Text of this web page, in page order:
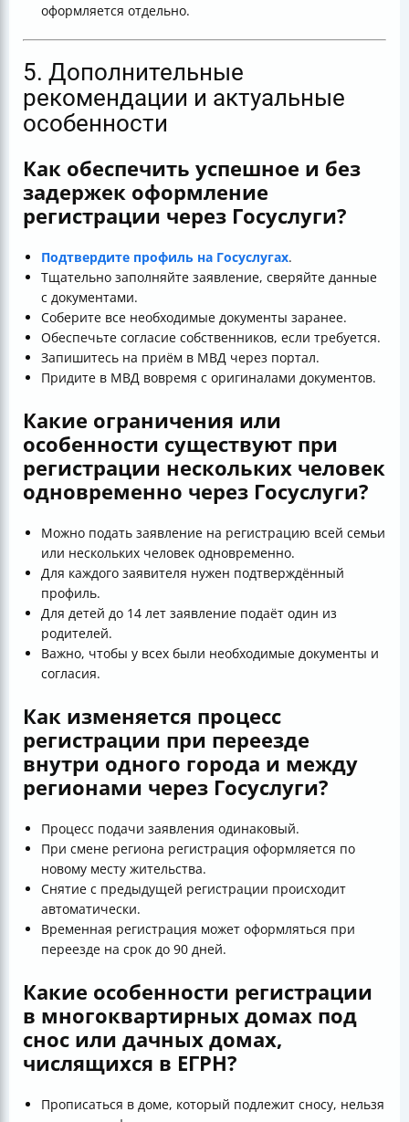
оформляется отдельно.
5. Дополнительные
рекомендации и актуальные
особенности
Как обеспечить успешное и без
задержек оформление
регистрации через Госуслуги?
Подтвердите профиль на Госуслугах.
Тщательно заполняйте заявление, сверяйте данные
с документами.
Соберите все необходимые документы заранее.
Обеспечьте согласие собственников, если требуется.
Запишитесь на приём в МВД через портал.
Придите в МВД вовремя с оригиналами документов.
Какие ограничения или
особенности существуют при
регистрации нескольких человек
одновременно через Госуслуги?
Можно подать заявление на регистрацию всей семьи
или нескольких человек одновременно.
Для каждого заявителя нужен подтверждённый
профиль.
Для детей до 14 лет заявление подаёт один из
родителей.
Важно, чтобы у всех были необходимые документы и
согласия.
Как изменяется процесс
регистрации при переезде
внутри одного города и между
регионами через Госуслуги?
Процесс подачи заявления одинаковый.
При смене региона регистрация оформляется по
новому месту жительства.
Снятие с предыдущей регистрации происходит
автоматически.
Временная регистрация может оформляться при
переезде на срок до 90 дней.
Какие особенности регистрации
в многоквартирных домах под
снос или дачных домах,
числящихся в ЕГРН?
Прописаться в доме, который подлежит сносу, нельзя